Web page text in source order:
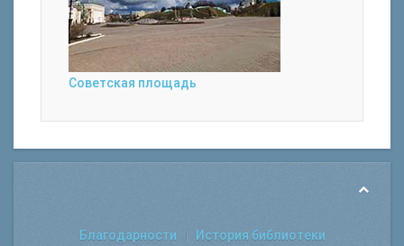
Советская площадь
Благодарности История библиотеки